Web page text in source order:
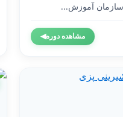
آموزش...
مشاهده دوره◀